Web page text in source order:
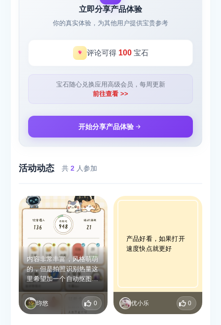
立即分享产品体验
你的真实体验，为其他用户提供宝贵参考
评论可得 100宝石
宝石随心兑换应用高级会员，每周更新
前往查看 >>
开始分享产品体验
活动动态 共2 人参加
内容非常丰富，风格萌萌
的，但是拍照识别热量这
里希望加一个自动抠图，
或者自动转换成动画漫画
风格？这样会更清爽一
点。
珎悠 0
产品好看，如果打开
速度快点就更好
优小乐 0